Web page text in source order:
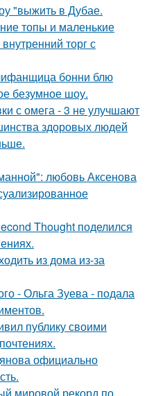
"выжить в Дубае.
топы и маленькие
торг с
бонни блю
безумное шоу.
с омега - 3 не улучшают
здоровых людей
любовь Аксенова
Thought поделился
из дома из-за
- Ольга Зуева - подала
публику своими
официально